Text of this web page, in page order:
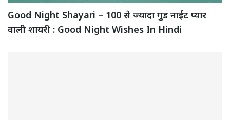
Good Night Shayari – 100 से ज्यादा गुड नाईट प्यार
वाली शायरी : Good Night Wishes In Hindi